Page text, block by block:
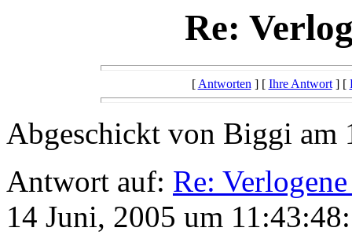
Re:
[Antworten] [ Ihre Antwort] [
Abgeschickt von Biggi am
Antwort auf: Re:
14 Juni, 2005 um 11:43:48: